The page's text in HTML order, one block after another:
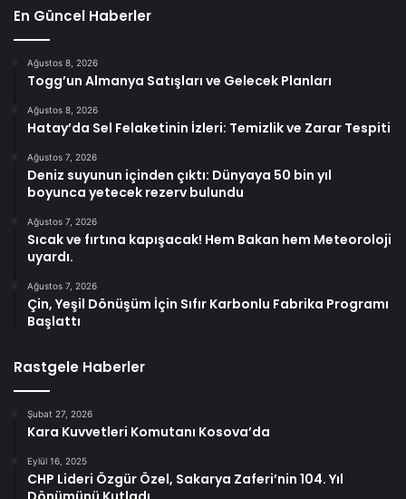
En Güncel Haberler
Ağustos 8, 2026
Togg’un Almanya Satışları ve Gelecek Planları
Ağustos 8, 2026
Hatay’da Sel Felaketinin İzleri: Temizlik ve Zarar Tespiti
Ağustos 7, 2026
Deniz suyunun içinden çıktı: Dünyaya 50 bin yıl
boyunca yetecek rezerv bulundu
Ağustos 7, 2026
Sıcak ve fırtına kapışacak! Hem Bakan hem Meteoroloji
uyardı.
Ağustos 7, 2026
Çin, Yeşil Dönüşüm İçin Sıfır Karbonlu Fabrika Programı
Başlattı
Rastgele Haberler
Şubat 27, 2026
Kara Kuvvetleri Komutanı Kosova’da
Eylül 16, 2025
CHP Lideri Özgür Özel, Sakarya Zaferi’nin 104. Yıl